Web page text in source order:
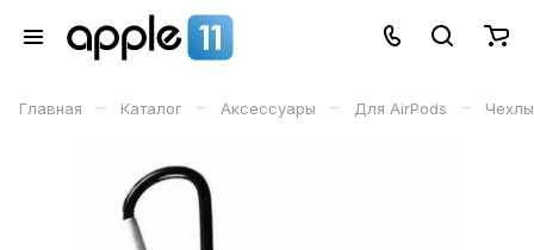
Главная – Каталог – Аксессуары – Для AirPods –